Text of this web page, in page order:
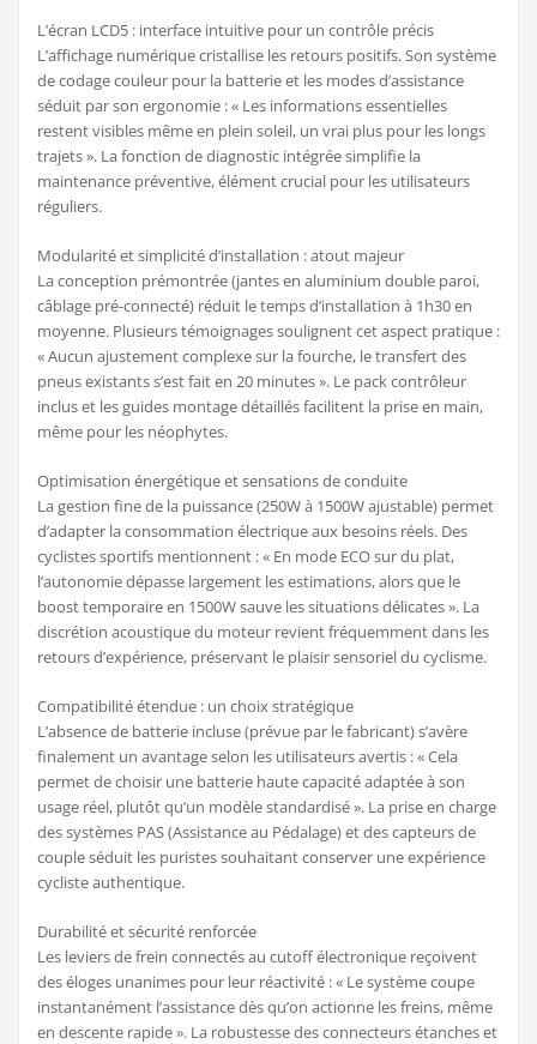
L’écran LCD5 : interface intuitive pour un contrôle précis
L’affichage numérique cristallise les retours positifs. Son système
de codage couleur pour la batterie et les modes d’assistance
séduit par son ergonomie : « Les informations essentielles
restent visibles même en plein soleil, un vrai plus pour les longs
trajets ». La fonction de diagnostic intégrée simplifie la
maintenance préventive, élément crucial pour les utilisateurs
réguliers.
Modularité et simplicité d’installation : atout majeur
La conception prémontrée (jantes en aluminium double paroi,
câblage pré-connecté) réduit le temps d’installation à 1h30 en
moyenne. Plusieurs témoignages soulignent cet aspect pratique :
« Aucun ajustement complexe sur la fourche, le transfert des
pneus existants s’est fait en 20 minutes ». Le pack contrôleur
inclus et les guides montage détaillés facilitent la prise en main,
même pour les néophytes.
Optimisation énergétique et sensations de conduite
La gestion fine de la puissance (250W à 1500W ajustable) permet
d’adapter la consommation électrique aux besoins réels. Des
cyclistes sportifs mentionnent : « En mode ECO sur du plat,
l’autonomie dépasse largement les estimations, alors que le
boost temporaire en 1500W sauve les situations délicates ». La
discrétion acoustique du moteur revient fréquemment dans les
retours d’expérience, préservant le plaisir sensoriel du cyclisme.
Compatibilité étendue : un choix stratégique
L’absence de batterie incluse (prévue par le fabricant) s’avère
finalement un avantage selon les utilisateurs avertis : « Cela
permet de choisir une batterie haute capacité adaptée à son
usage réel, plutôt qu’un modèle standardisé ». La prise en charge
des systèmes PAS (Assistance au Pédalage) et des capteurs de
couple séduit les puristes souhaitant conserver une expérience
cycliste authentique.
Durabilité et sécurité renforcée
Les leviers de frein connectés au cutoff électronique reçoivent
des éloges unanimes pour leur réactivité : « Le système coupe
instantanément l’assistance dès qu’on actionne les freins, même
en descente rapide ». La robustesse des connecteurs étanches et